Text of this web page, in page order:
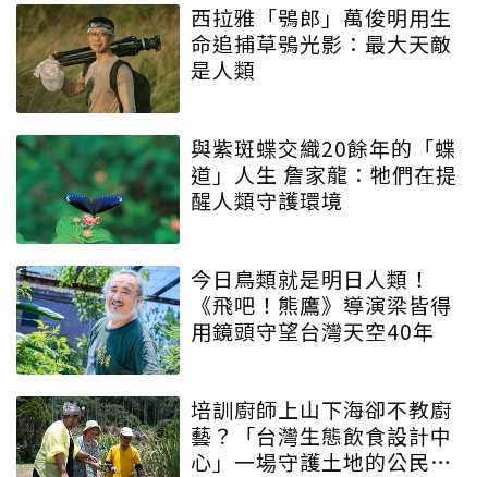
西拉雅「鴞郎」萬俊明用生
命追捕草鴞光影：最大天敵
是人類
與紫斑蝶交織20餘年的「蝶
道」人生 詹家龍：牠們在提
醒人類守護環境
今日鳥類就是明日人類！
《飛吧！熊鷹》導演梁皆得
用鏡頭守望台灣天空40年
培訓廚師上山下海卻不教廚
藝？「台灣生態飲食設計中
心」一場守護土地的公民運